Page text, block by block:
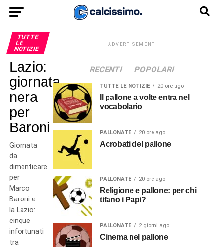
TUTTE
LE
NOTIZIE
Lazio:
giornata
nera
per
Baroni
Giornata
da
dimenticare
per
Marco
Baroni e
la Lazio:
cinque
infortunati
tra
ADVERTISEMENT
RECENTI POPOLARI
TUTTE LE NOTIZIE 20 ore ago
Il pallone a volte entra nel
vocabolario
PALLONATE 20 ore ago
Acrobati del pallone
PALLONATE 20 ore ago
Religione e pallone: per chi
tifano i Papi?
PALLONATE 2 giorni ago
Cinema nel pallone